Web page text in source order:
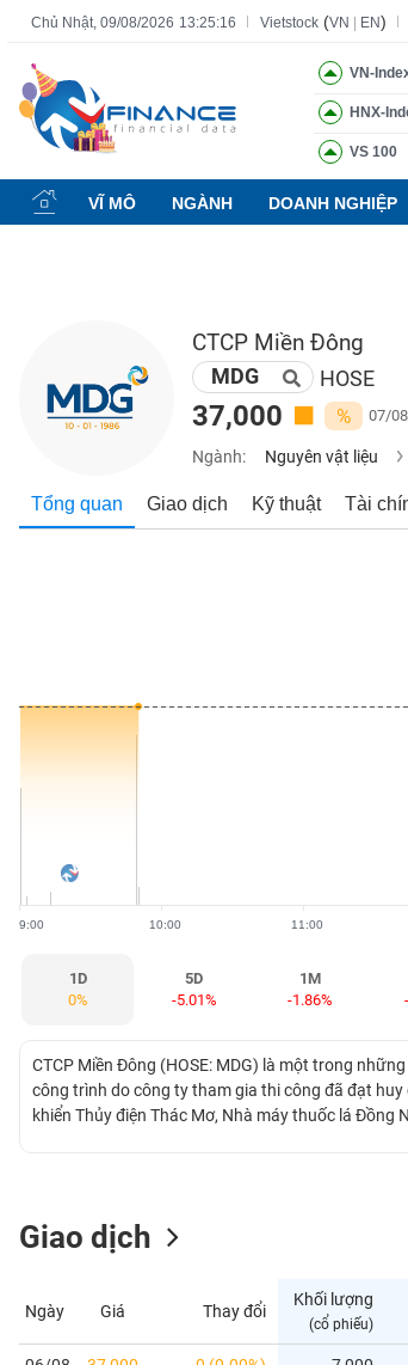
Chủ Nhật, 09/08/2026 13:25:17 Vietstock (VN EN)
VN-
HNX-
VS 100
VĨ MÔ NGÀNH DOANH NGHIỆP
CTCP Miền Đông
MDG HOSE
37,000 % 07/
Ngành: Nguyên vật liệu
Tổng quan Giao dịch Kỹ thuật Tài
9:00 10:00 11:00
1D
0%
5D
-5.01%
1M
-1.86%
CTCP Miền Đông (HOSE: MDG) là một trong
công trình do công ty tham gia thi công đã đạt
khiển Thủy điện Thác Mơ, Nhà máy thuốc lá Đồng
Giao dịch
Ngày Giá Thay đổi
Khối lượng
(cổ phiếu)
Tất cả Tính năng Ngành Mã chứng
Tính
năng
(-)
KHOÁN
NGHIỆP
GIỚI
CÁ
NHÂN